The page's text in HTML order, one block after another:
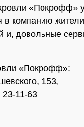
«Покрофф»
в компанию
и, довольные
«Покрофф»:
153,
23-11-63